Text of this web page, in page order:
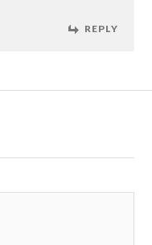
REPLY